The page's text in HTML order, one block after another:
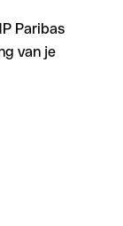
Paribas
van je